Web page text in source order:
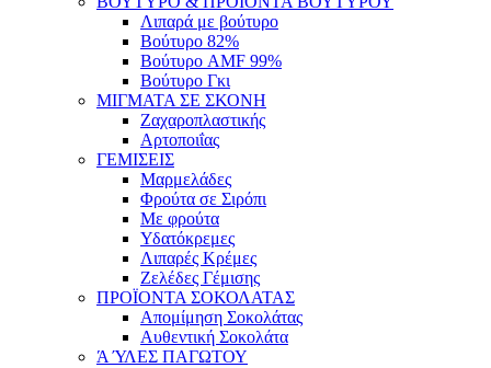
Λιπαρά με βούτυρο
Βούτυρο 82%
Βούτυρο AMF 99%
Βούτυρο Γκι
ΜΙΓΜΑΤΑ ΣΕ ΣΚΟΝΗ
Ζαχαροπλαστικής
Αρτοποιΐας
ΓΕΜΙΣΕΙΣ
Μαρμελάδες
Φρούτα σε Σιρόπι
Με φρούτα
Υδατόκρεμες
Λιπαρές Κρέμες
Ζελέδες Γέμισης
ΠΡΟΪΟΝΤΑ ΣΟΚΟΛΑΤΑΣ
Απομίμηση Σοκολάτας
Αυθεντική Σοκολάτα
Ά ΎΛΕΣ ΠΑΓΩΤΟΥ